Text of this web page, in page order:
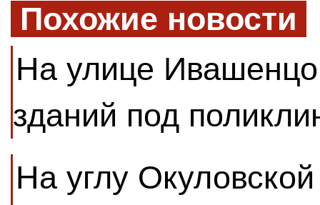
Похожие новости
На улице
зданий под
На углу